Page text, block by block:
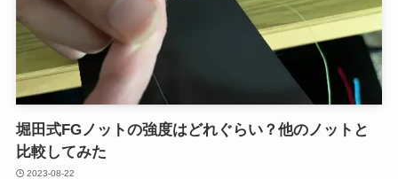
堀田式FGノットの強度はどれぐらい？他のノットと
比較してみた
2023-08-22